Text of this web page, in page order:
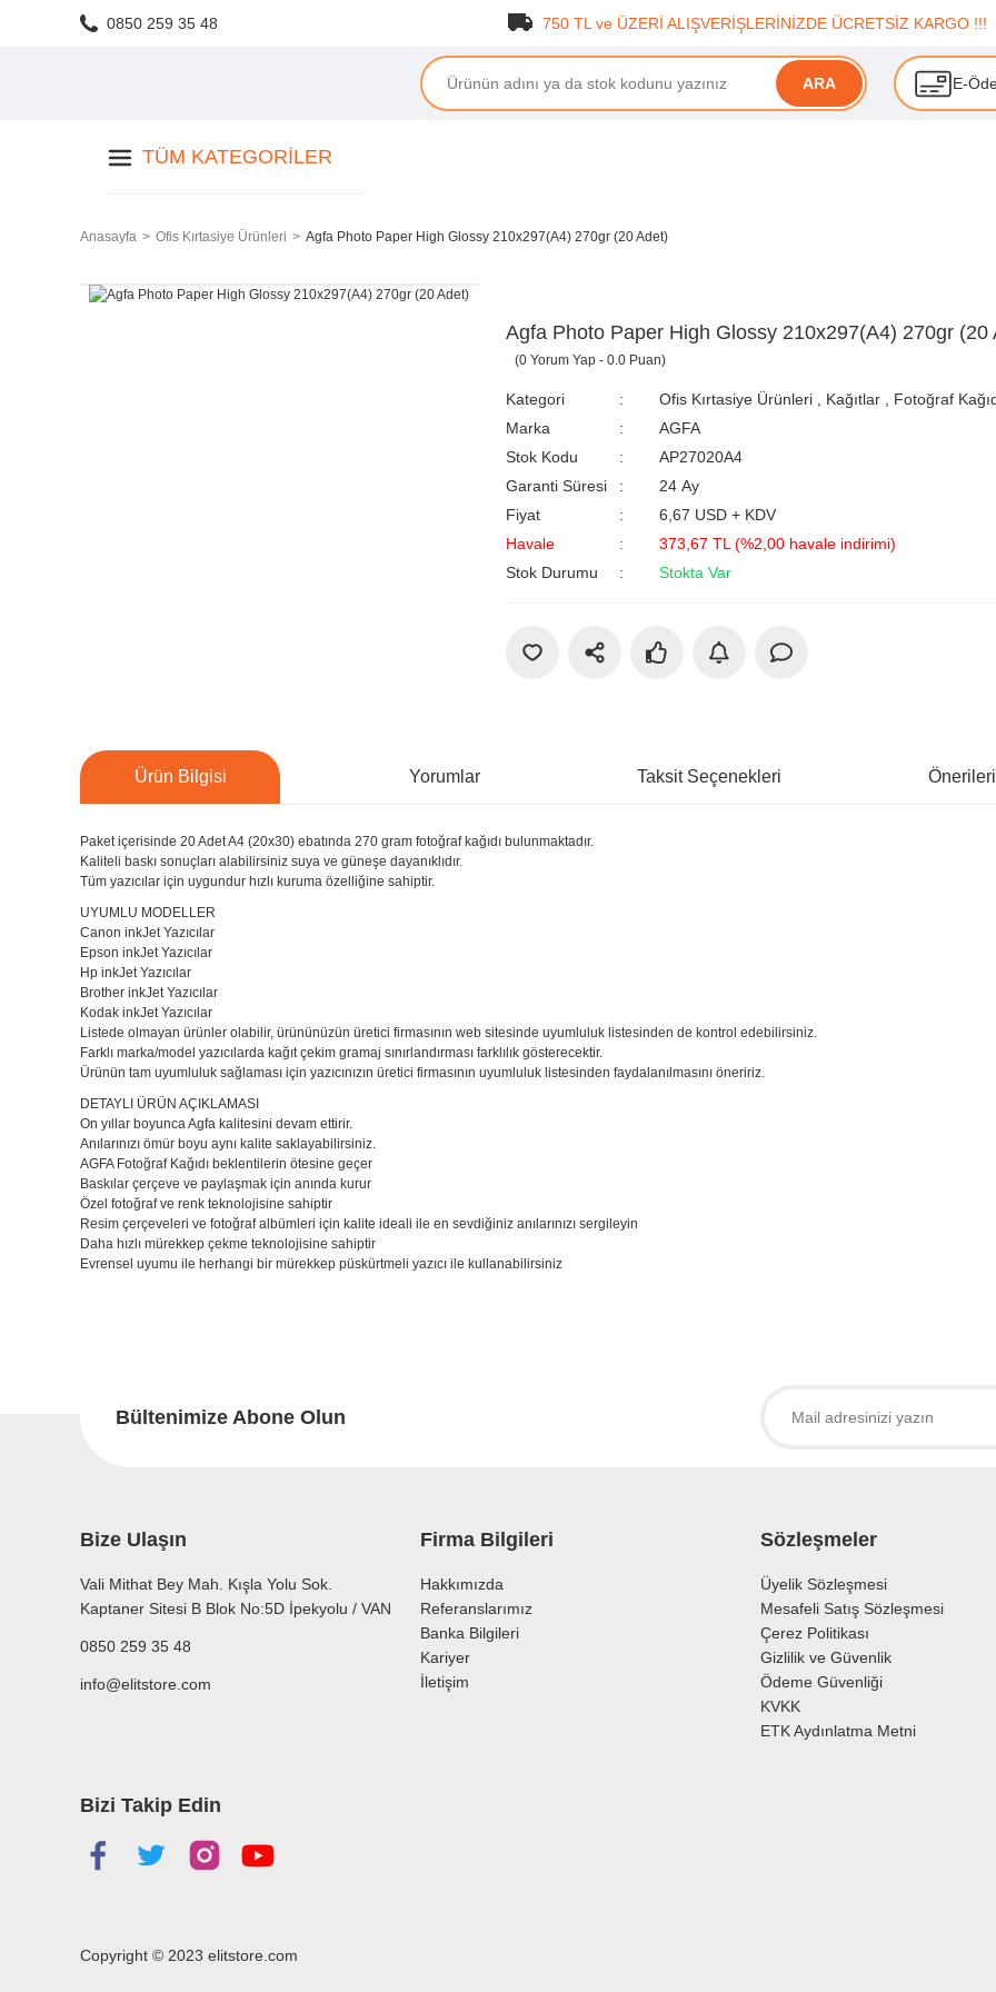
0850 259 35 48 750 TL ve ÜZERİ ALIŞVERİŞLERİNİZDE ÜCRETSİZ KARGO !!!
ARA E-
TÜM KATEGORILER
Anasayfa Ofis Kırtasiye Ürünleri Agfa Photo Paper High Glossy 210x297(A4) 270gr (20 Adet)
Agfa Photo Paper High Glossy 210x297(A4) 270gr (20
(0 Yorum Yap - 0.0 Puan)
Kategori Ofis Kırtasiye Ürünleri Kağıtlar
Fotoğraf
Marka
AGFA
Stok Kodu
AP27020A4
Garanti Süresi
24 Ay
Fiyat
6,67 USD + KDV
Havale
373,67 TL (%2,00 havale indirimi)
Stok Durumu
Stokta Var
Ürün Bilgisi Yorumlar Taksit Seçenekleri
Paket içerisinde 20 Adet A4 (20x30) ebatında 270 gram fotoğraf kağıdı bulunmaktadır.
Kaliteli baskı sonuçları alabilirsiniz suya ve güneşe dayanıklıdır.
Tüm yazıcılar için uygundur hızlı kuruma özelliğine sahiptir.
UYUMLU MODELLER
Canon inkJet Yazıcılar
Epson inkJet Yazıcılar
Hp inkJet Yazıcılar
Brother inkJet Yazıcılar
Kodak inkJet Yazıcılar
Listede olmayan ürünler olabilir, ürününüzün üretici firmasının web sitesinde uyumluluk listesinden de kontrol edebilirsiniz.
Farklı marka/model yazıcılarda kağıt çekim gramaj sınırlandırması farklılık gösterecektir.
Ürünün tam uyumluluk sağlaması için yazıcınızın üretici firmasının uyumluluk listesinden faydalanılmasını öneririz.
DETAYLI ÜRÜN AÇIKLAMASI
On yıllar boyunca Agfa kalitesini devam ettirir.
Anılarınızı ömür boyu aynı kalite saklayabilirsiniz.
AGFA Fotoğraf Kağıdı beklentilerin ötesine geçer
Baskılar çerçeve ve paylaşmak için anında kurur
Özel fotoğraf ve renk teknolojisine sahiptir
Resim çerçeveleri ve fotoğraf albümleri için kalite ideali ile en sevdiğiniz anılarınızı sergileyin
Daha hızlı mürekkep çekme teknolojisine sahiptir
Evrensel uyumu ile herhangi bir mürekkep püskürtmeli yazıcı ile kullanabilirsiniz
Bültenimize Abone Olun
Bize Ulaşın
Vali Mithat Bey Mah. Kışla Yolu Sok.
Kaptaner Sitesi B Blok No:5D İpekyolu / VAN
0850 259 35 48
info@elitstore.com
Firma Bilgileri
Hakkımızda
Referanslarımız
Banka Bilgileri
Kariyer
İletişim
Sözleşmeler
Üyelik Sözleşmesi
Mesafeli Satış Sözleşmesi
Çerez Politikası
Gizlilik ve Güvenlik
Ödeme Güvenliği
KVKK
ETK Aydınlatma Metni
Bizi Takip Edin
Copyright © 2023 elitstore.com